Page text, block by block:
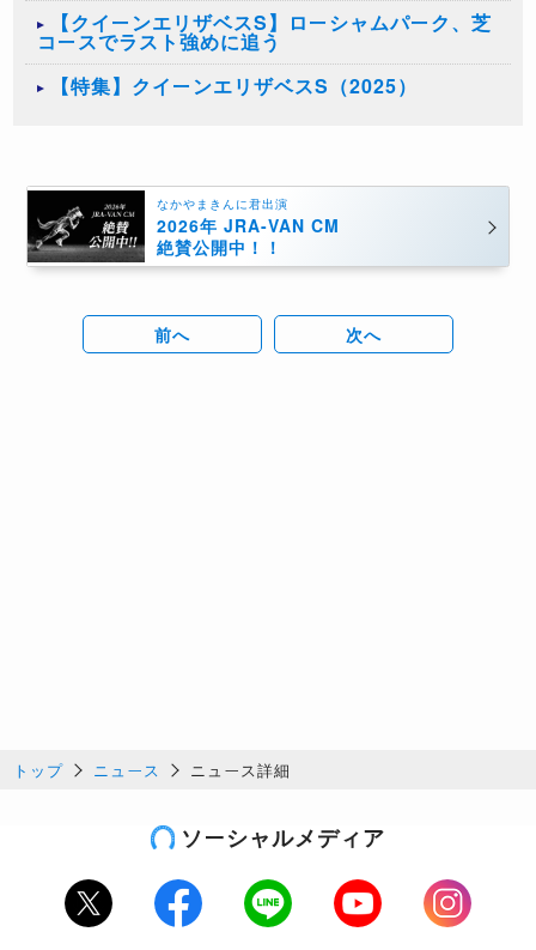
【クイーンエリザベスS】ローシャムパーク、芝
コースでラスト強めに追う
【特集】クイーンエリザベスS（2025）
なかやまきんに君出演
2026年 JRA-VAN CM
絶賛公開中！！
前へ 次へ
トップ ニュース ニュース詳細
ソーシャルメディア
Twitter Facebook LINE Youtube Instagram